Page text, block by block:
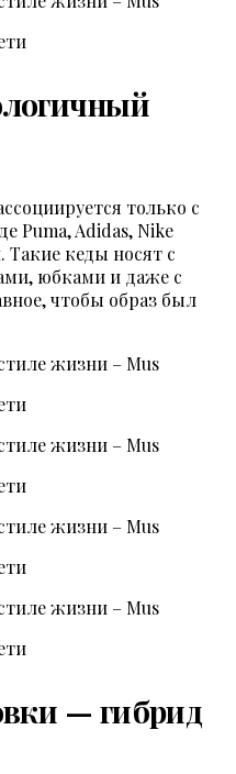
только с
Puma, Adidas, Nike
кеды носят с
юбками и даже с
чтобы образ был
— гибрид